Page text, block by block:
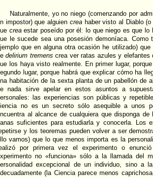
Naturalmente, yo no niego (comenzando por
impostor) que alguien creahaber visto al Diablo
creaestar poseído por él: lo que niego es que lo
le sucede sea una posesión demoníaca. Como
que en alguna otra ocasión he utilizado)
delirium tremens crea ver ratas azules y elefantes
los haya visto realmente. En primer lugar,
lugar, porque habrá que explicar cómo ha
habitación de la sexta planta de un pabellón de
nada sirve apelar en estos asuntos a
las experiencias son públicas y
no es un secreto sólo asequible a unos
al alcance de cualquiera que disponga
suficientes para estudiarla y conocerla. Los
y los teoremas pueden volver a ser
vamos) que lo que menos importa es la
por primera vez el experimento o
no «funciona» sólo a la llamada del
excepcional de un individuo, sino a
(la Ciencia parece menos